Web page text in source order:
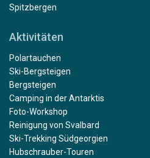
Spitzbergen
Aktivitäten
Polartauchen
Ski-Bergsteigen
Bergsteigen
Camping in der Antarktis
Foto-Workshop
Reinigung von Svalbard
Ski-Trekking Südgeorgien
Hubschrauber-Touren